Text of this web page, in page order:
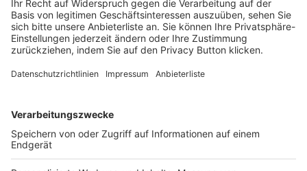
Login SpielPlus
FOLGE DEM BFV
TOP-VEREINE